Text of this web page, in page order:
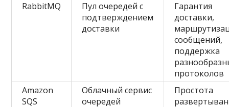
RabbitMQ
Пул очередей с
подтверждением
доставки
Гарантия
доставки,
сообщений,
поддержка
протоколов
Amazon
SQS
Облачный сервис
очередей
Простота